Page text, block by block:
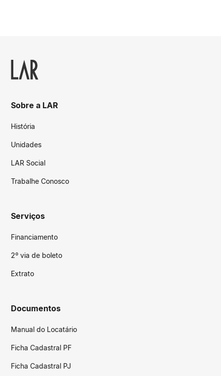
Sobre a LAR
História
Unidades
LAR Social
Trabalhe Conosco
Serviços
Financiamento
2º via de boleto
Extrato
Documentos
Manual do Locatário
Ficha Cadastral PF
Ficha Cadastral PJ